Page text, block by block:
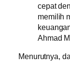
cepat
memilih
Ahmad
Menurutnya,